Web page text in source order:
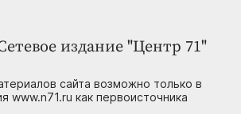
издание "Центр 71"
сайта возможно только в
www.n71.ru как первоисточника